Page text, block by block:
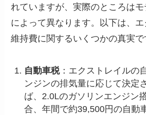
れていますが、実際のところは
によって異なります。以下は、
維持費に関するいくつかの真実で
自動車税：エクストレイルの
ンジンの排気量に応じて決定
ば、2.0Lのガソリンエンジン
合、年間で約39,500円の自動